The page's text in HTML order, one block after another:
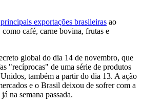
exportações brasileiras ao
café, carne bovina, frutas e
global do dia 14 de novembro, que
"recíprocas" de uma série de produtos
também a partir do dia 13. A ação
e o Brasil deixou de sofrer com a
na semana passada.